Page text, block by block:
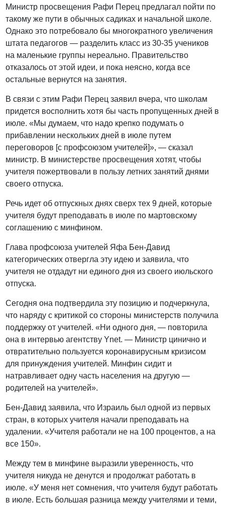
Министр просвещения Рафи Перец предлагал пойти по
такому же пути в обычных садиках и начальной школе.
Однако это потребовало бы многократного увеличения
штата педагогов — разделить класс из 30-35 учеников
на маленькие группы нереально. Правительство
отказалось от этой идеи, и пока неясно, когда все
остальные вернутся на занятия.
В связи с этим Рафи Перец заявил вчера, что школам
придется восполнить хотя бы часть пропущенных дней в
июле. «Мы думаем, что надо крепко подумать о
прибавлении нескольких дней в июле путем
переговоров [с профсоюзом учителей]», — сказал
министр. В министерстве просвещения хотят, чтобы
учителя пожертвовали в пользу летних занятий днями
своего отпуска.
Речь идет об отпускных днях сверх тех 9 дней, которые
учителя будут преподавать в июле по мартовскому
соглашению с минфином.
Глава профсоюза учителей Яфа Бен-Давид
категорических отвергла эту идею и заявила, что
учителя не отдадут ни единого дня из своего июльского
отпуска.
Сегодня она подтвердила эту позицию и подчеркнула,
что наряду с критикой со стороны министерств получила
поддержку от учителей. «Ни одного дня, — повторила
она в интервью агентству Ynet. — Министр цинично и
отвратительно пользуется коронавирусным кризисом
для принуждения учителей. Минфин сидит и
натравливает одну часть населения на другую —
родителей на учителей».
Бен-Давид заявила, что Израиль был одной из первых
стран, в которых учителя начали преподавать на
удалении. «Учителя работали не на 100 процентов, а на
все 150».
Между тем в минфине выразили уверенность, что
учителя никуда не денутся и продолжат работать в
июле. «У меня нет сомнения, что учителя будут работать
в июле. Есть большая разница между учителями и теми,